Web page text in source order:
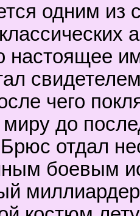
одним из
настоящее
чего
до
отдал
боевым